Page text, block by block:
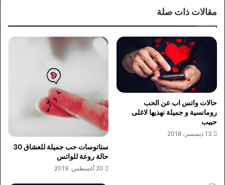
مقالات ذات صلة
حالات واتس اب عن الحب
رومانسية و جميلة نهديها لاغلى
حبيب
13 ديسمبر، 2018
ستاتوسات حب جميلة للعشاق 30
حالة روعة للواتس
20 أغسطس، 2019